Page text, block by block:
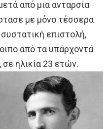
από μια ανταρσία
με μόνο τέσσερα
επιστολή,
από τα υπάρχοντά
σε ηλικία 23 ετών.